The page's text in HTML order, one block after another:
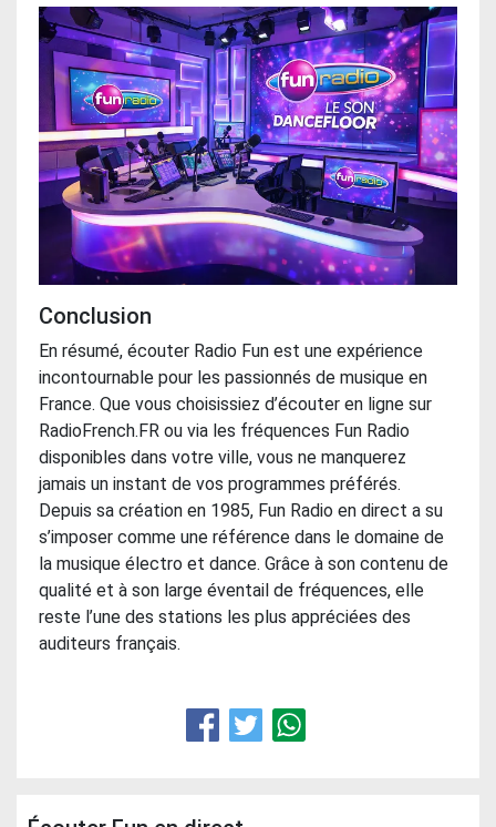
Conclusion
En résumé, écouter Radio Fun est une expérience
incontournable pour les passionnés de musique en
France. Que vous choisissiez d’écouter en ligne sur
RadioFrench.FR ou via les fréquences Fun Radio
disponibles dans votre ville, vous ne manquerez
jamais un instant de vos programmes préférés.
Depuis sa création en 1985, Fun Radio en direct a su
s’imposer comme une référence dans le domaine de
la musique électro et dance. Grâce à son contenu de
qualité et à son large éventail de fréquences, elle
reste l’une des stations les plus appréciées des
auditeurs français.